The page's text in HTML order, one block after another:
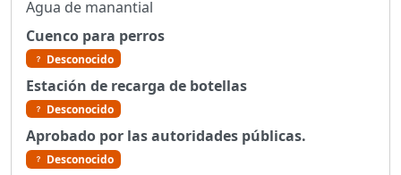
Agua de manantial
Cuenco para perros
Desconocido
Estación de recarga de botellas
Desconocido
Aprobado por las autoridades públicas.
Desconocido